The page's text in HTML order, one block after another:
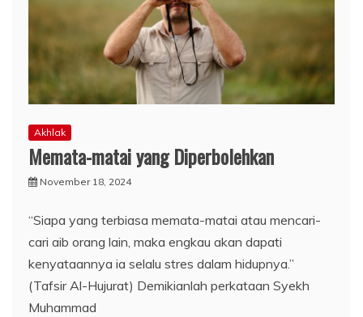
Akhlak
Memata-matai yang Diperbolehkan
November 18, 2024
“Siapa yang terbiasa memata-matai atau mencari-
cari aib orang lain, maka engkau akan dapati
kenyataannya ia selalu stres dalam hidupnya.”
(Tafsir Al-Hujurat) Demikianlah perkataan Syekh
Muhammad